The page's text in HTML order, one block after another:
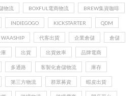
物流 BOXFUL電商物流 BREW集資咖啡
INDIEGOGO KICKSTARTER QDM
WAASHIP 代客出貨 企業倉儲 倉儲
庫 出貨 出貨效率 品牌電商
多通路 客製化倉儲物流 庫存
第三方物流 群眾募資 蝦皮出貨